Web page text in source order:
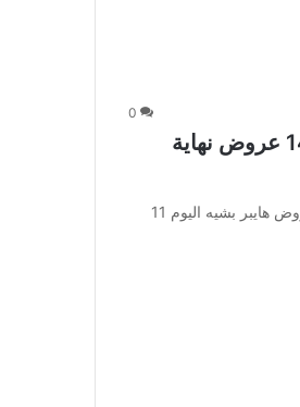
0
عروض هايبر بشيه اليوم 11 أكتوبر 2019 الموافق 12 صفر 1441 عروض نهاية
عروض هايبر بشيه اليوم 11 أكتوبر 2019 الموافق 12 صفر 1441 عروض نهاية الأسبوع عروض هايبر بشيه اليوم 11